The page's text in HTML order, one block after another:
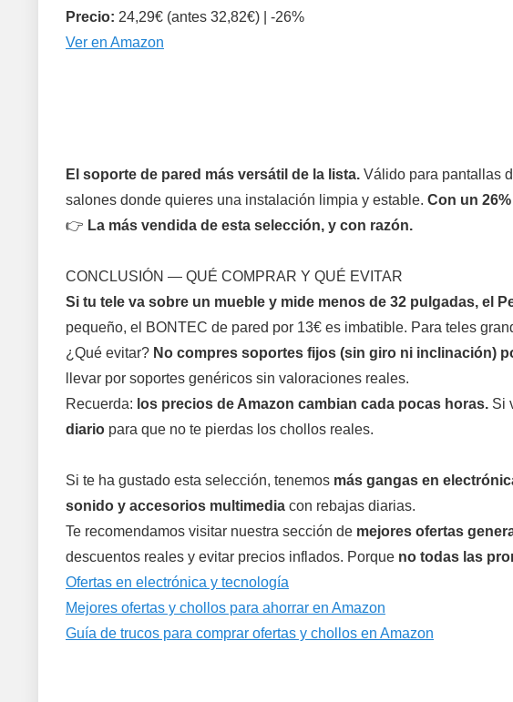
Precio: 24,29€ (antes 32,82€) | -26%
Ver en Amazon
El soporte de pared más versátil de la lista. Válido para pantallas
salones donde quieres una instalación limpia y estable. Con un
👉 La más vendida de esta selección, y con razón.
CONCLUSIÓN — QUÉ COMPRAR Y QUÉ EVITAR
Si tu tele va sobre un mueble y mide menos de 32 pulgadas, el
pequeño, el BONTEC de pared por 13€ es imbatible. Para teles
¿Qué evitar? No compres soportes fijos (sin giro ni inclinación)
llevar por soportes genéricos sin valoraciones reales.
Recuerda: los precios de Amazon cambian cada pocas horas. Si
diario para que no te pierdas los chollos reales.
Si te ha gustado esta selección, tenemos más gangas en
sonido y accesorios multimedia con rebajas diarias.
Te recomendamos visitar nuestra sección de mejores ofertas
descuentos reales y evitar precios inflados. Porque no todas las
Ofertas en electrónica y tecnología
Mejores ofertas y chollos para ahorrar en Amazon
Guía de trucos para comprar ofertas y chollos en Amazon